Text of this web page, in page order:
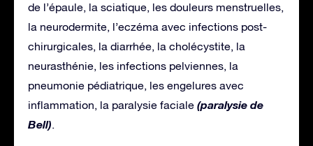
de l’épaule, la sciatique, les douleurs menstruelles,
la neurodermite, l’eczéma avec infections post-
chirurgicales, la diarrhée, la cholécystite, la
neurasthénie, les infections pelviennes, la
pneumonie pédiatrique, les engelures avec
inflammation, la paralysie faciale (paralysie de
Bell).